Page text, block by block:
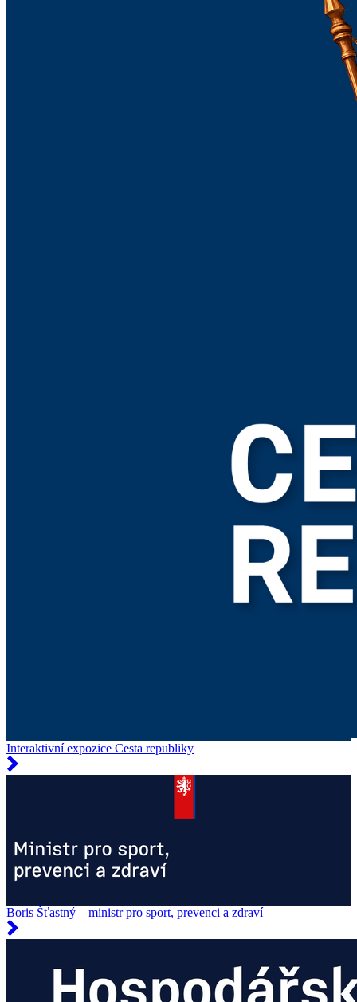
Interaktivní expozice Cesta republiky
Boris Šťastný – ministr pro sport, prevenci a zdraví